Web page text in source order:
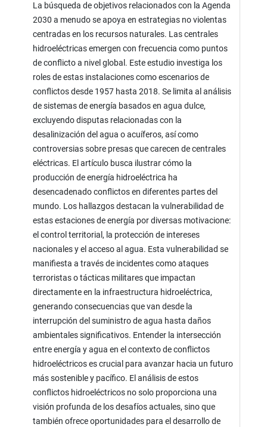
La búsqueda de objetivos relacionados con la Agenda
2030 a menudo se apoya en estrategias no violentas
centradas en los recursos naturales. Las centrales
hidroeléctricas emergen con frecuencia como puntos
de conflicto a nivel global. Este estudio investiga los
roles de estas instalaciones como escenarios de
conflictos desde 1957 hasta 2018. Se limita al análisis
de sistemas de energía basados en agua dulce,
excluyendo disputas relacionadas con la
desalinización del agua o acuíferos, así como
controversias sobre presas que carecen de centrales
eléctricas. El artículo busca ilustrar cómo la
producción de energía hidroeléctrica ha
desencadenado conflictos en diferentes partes del
mundo. Los hallazgos destacan la vulnerabilidad de
estas estaciones de energía por diversas motivacione:
el control territorial, la protección de intereses
nacionales y el acceso al agua. Esta vulnerabilidad se
manifiesta a través de incidentes como ataques
terroristas o tácticas militares que impactan
directamente en la infraestructura hidroeléctrica,
generando consecuencias que van desde la
interrupción del suministro de agua hasta daños
ambientales significativos. Entender la intersección
entre energía y agua en el contexto de conflictos
hidroeléctricos es crucial para avanzar hacia un futuro
más sostenible y pacífico. El análisis de estos
conflictos hidroeléctricos no solo proporciona una
visión profunda de los desafíos actuales, sino que
también ofrece oportunidades para el desarrollo de